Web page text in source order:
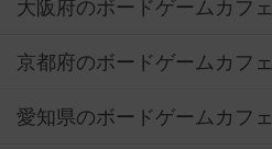
大阪府のボードゲームカフェ
京都府のボードゲームカフェ
愛知県のボードゲームカフェ